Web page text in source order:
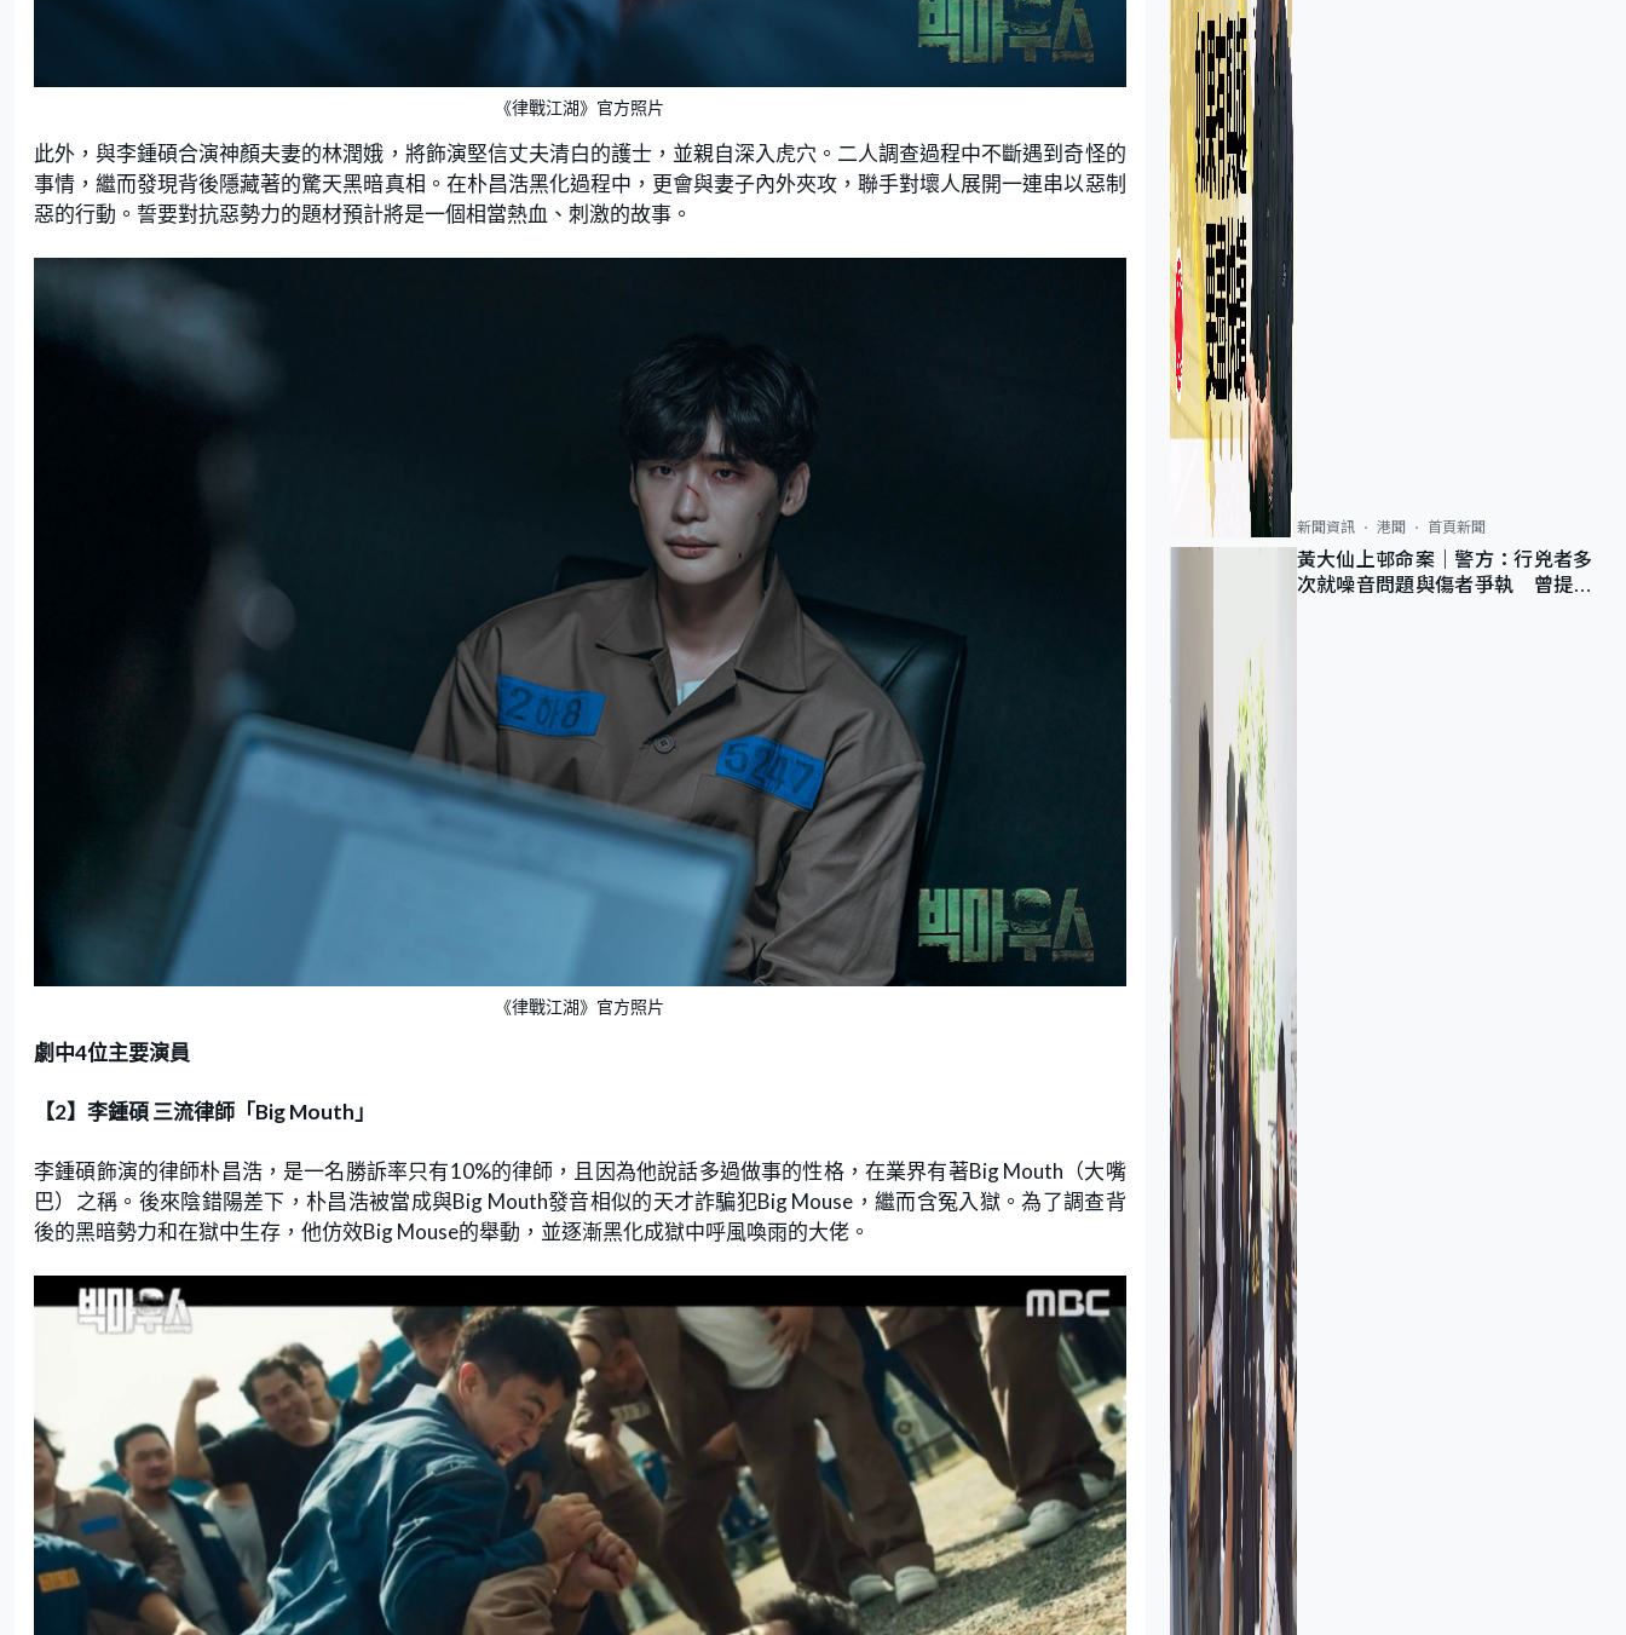
《律戰江湖》官方照片
此外，與李鍾碩合演神顏夫妻的林潤娥，將飾演堅信丈夫清白的護士，並親自深入虎穴。二人調查過程中不斷遇到奇怪的
事情，繼而發現背後隱藏著的驚天黑暗真相。在朴昌浩黑化過程中，更會與妻子內外夾攻，聯手對壞人展開一連串以惡制
惡的行動。誓要對抗惡勢力的題材預計將是一個相當熱血、刺激的故事。
《律戰江湖》官方照片
劇中4位主要演員
【2】李鍾碩 三流律師「Big Mouth」
李鍾碩飾演的律師朴昌浩，是一名勝訴率只有10%的律師，且因為他說話多過做事的性格，在業界有著Big Mouth（大嘴
巴）之稱。後來陰錯陽差下，朴昌浩被當成與Big Mouth發音相似的天才詐騙犯Big Mouse，繼而含冤入獄。為了調查背
後的黑暗勢力和在獄中生存，他仿效Big Mouse的舉動，並逐漸黑化成獄中呼風喚雨的大佬。
新聞資訊 港聞 首頁新聞
黃大仙上邨命案｜警方：行兇者多
次就噪音問題與傷者爭執 曾提出